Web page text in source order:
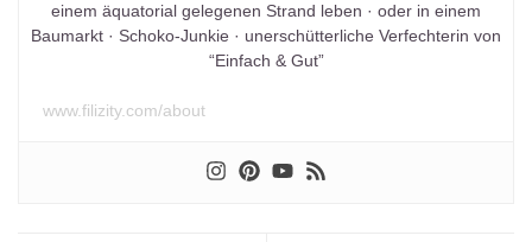
einem äquatorial gelegenen Strand leben · oder in einem
Baumarkt · Schoko-Junkie · unerschütterliche Verfechterin von
“Einfach & Gut”
www.filizity.com/about